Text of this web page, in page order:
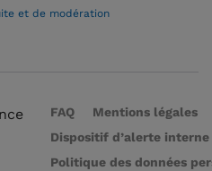
et de modération
FAQ
Mentions légales
Dispositif d’alerte interne
Politique des données